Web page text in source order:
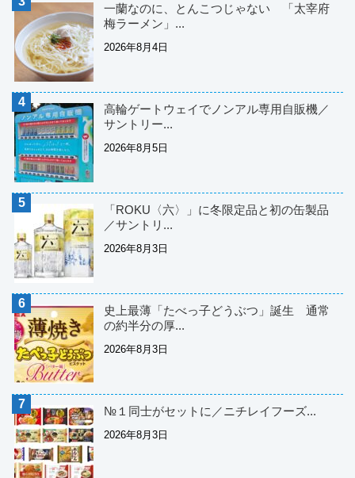
一蘭なのに、とんこつじゃない 「太宰府
梅ラーメン」...
2026年8月4日
高輪ゲートウェイでノンアル専用自販機／
サントリー...
2026年8月5日
「ROKU〈六〉」に冬限定品と初の缶製品
／サントリ...
2026年8月3日
史上最薄「たべっ子どうぶつ」誕生 通常
の約半分の厚...
2026年8月3日
№１同士がセットに／ニチレイフーズ...
2026年8月3日